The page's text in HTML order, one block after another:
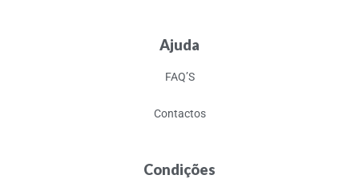
Ajuda
FAQ’S
Contactos
Condições